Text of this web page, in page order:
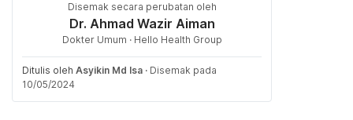
Disemak secara perubatan oleh
Dr. Ahmad Wazir Aiman
Dokter Umum · Hello Health Group
Ditulis oleh Asyikin Md Isa · Disemak pada
10/05/2024